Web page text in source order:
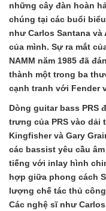
những cây đàn hoàn
chúng tại các buổi
như Carlos Santana
của mình. Sự ra mắt
NAMM năm 1985 đã
thành một trong ba
cạnh tranh với Fender
Dòng guitar bass PRS
trưng của PRS vào dải
Kingfisher và Gary
các bassist yêu cầu
tiếng với inlay hình
hợp giữa phong cách
lượng chế tác thủ
Các nghệ sĩ như